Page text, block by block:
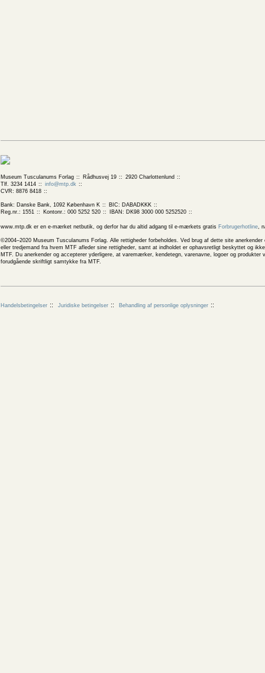
Museum Tusculanums Forlag Rådhusvej 19
2920 Charlottenlund
Tlf. 3234 1414
info@mtp.dk
CVR: 8876 8418
Bank: Danske Bank, 1092 København K
BIC: DABADKKK
Reg.nr.: 1551
Kontonr.: 000 5252 520 IBAN: DK98 3000 000 5252520
www.mtp.dk er en e-mærket netbutik, og derfor har du altid adgang til e-mærkets gratis Forbrugerhotline,
©2004–2020 Museum Tusculanums Forlag. Alle rettigheder forbeholdes. Ved brug af dette site
eller tredjemand fra hvem MTF afleder sine rettigheder, samt at indholdet er ophavsretligt beskyttet og
MTF. Du anerkender og accepterer yderligere, at varemærker, kendetegn, varenavne, logoer og
forudgående skriftligt samtykke fra MTF.
Handelsbetingelser Juridiske betingelser Behandling af personlige oplysninger